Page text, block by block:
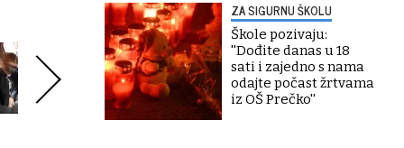
ZA SIGURNU ŠKOLU
Škole pozivaju:
''Dođite danas u 18
sati i zajedno s nama
odajte počast žrtvama
iz OŠ Prečko''